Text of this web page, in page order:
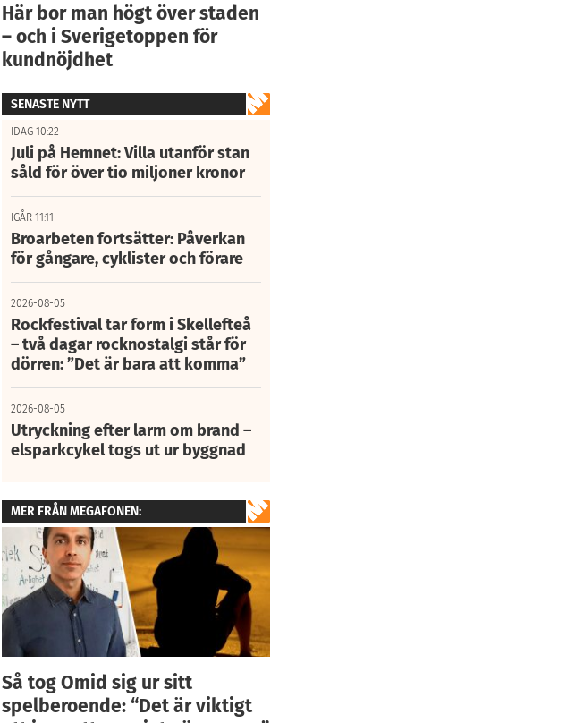
Här bor man högt över staden
– och i Sverigetoppen för
kundnöjdhet
SENASTE NYTT
IDAG 10:22
Juli på Hemnet: Villa utanför stan
såld för över tio miljoner kronor
IGÅR 11:11
Broarbeten fortsätter: Påverkan
för gångare, cyklister och förare
2026-08-05
Rockfestival tar form i Skellefteå
– två dagar rocknostalgi står för
dörren: ”Det är bara att komma”
2026-08-05
Utryckning efter larm om brand –
elsparkcykel togs ut ur byggnad
MER FRÅN MEGAFONEN:
Så tog Omid sig ur sitt
spelberoende: “Det är viktigt